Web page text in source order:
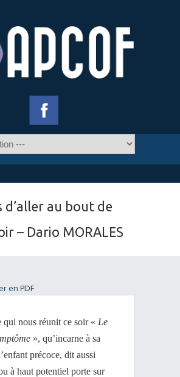
d’aller au bout de
– Dario MORALES
en PDF
qui nous réunit ce soir « Le
», qu’incarne à sa
précoce, dit aussi
à haut potentiel porte sur